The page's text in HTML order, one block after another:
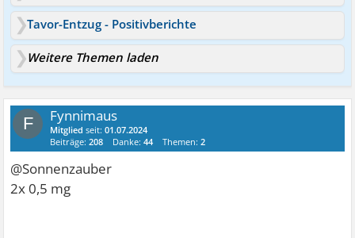
Tavor-Entzug - Positivberichte
Weitere Themen laden
F Fynnimaus
Mitglied seit:01.07.2024
Beiträge:208 Danke:44 Themen:2
@Sonnenzauber
2x 0,5 mg